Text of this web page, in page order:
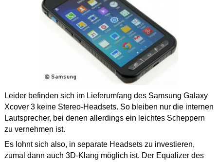
Leider befinden sich im Lieferumfang des Samsung Galaxy
Xcover 3 keine Stereo-Headsets. So bleiben nur die internen
Lautsprecher, bei denen allerdings ein leichtes Scheppern
zu vernehmen ist.
Es lohnt sich also, in separate Headsets zu investieren,
zumal dann auch 3D-Klang möglich ist. Der Equalizer des